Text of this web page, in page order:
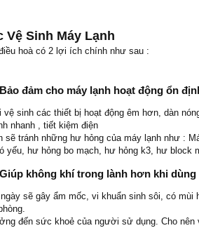
Vệ Sinh Máy Lạnh
hoà có 2 lợi ích chính như sau :
đảm cho máy lạnh hoạt động ổn
vệ sinh các thiết bị hoạt động êm hơn, dàn
nhanh , tiết kiệm điện
sẽ tránh những hư hỏng của máy lạnh như :
yếu, hư hỏng bo mạch, hư hỏng k3, hư block
không khí trong lành hơn khi dùng
sẽ gây ẩm mốc, vi khuẩn sinh sôi, có
đến sức khoẻ của người sử dụng. Cho